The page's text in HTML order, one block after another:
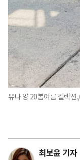
유나 양 20봄여름 컬렉
최보윤 기자